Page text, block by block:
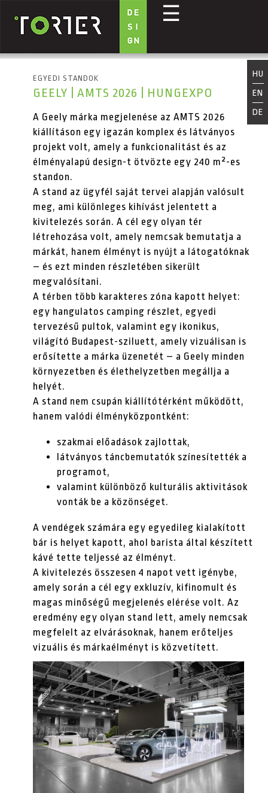
Ugrás a tartalomra
☰
HU
EN
DE
EGYEDI STANDOK
GEELY | AMTS 2026 | HUNGEXPO
A Geely márka megjelenése az AMTS 2026
kiállításon egy igazán komplex és látványos
projekt volt, amely a funkcionalitást és az
élményalapú design-t ötvözte egy 240 m²-es
standon.
A stand az ügyfél saját tervei alapján valósult
meg, ami különleges kihívást jelentett a
kivitelezés során. A cél egy olyan tér
létrehozása volt, amely nemcsak bemutatja a
márkát, hanem élményt is nyújt a látogatóknak
– és ezt minden részletében sikerült
megvalósítani.
A térben több karakteres zóna kapott helyet:
egy hangulatos camping részlet, egyedi
tervezésű pultok, valamint egy ikonikus,
világító Budapest-sziluett, amely vizuálisan is
erősítette a márka üzenetét – a Geely minden
környezetben és élethelyzetben megállja a
helyét.
A stand nem csupán kiállítótérként működött,
hanem valódi élményközpontként:
szakmai előadások zajlottak,
látványos táncbemutatók színesítették a
programot,
valamint különböző kulturális aktivitások
vonták be a közönséget.
A vendégek számára egy egyedileg kialakított
bár is helyet kapott, ahol barista által készített
kávé tette teljessé az élményt.
A kivitelezés összesen 4 napot vett igénybe,
amely során a cél egy exkluzív, kifinomult és
magas minőségű megjelenés elérése volt. Az
eredmény egy olyan stand lett, amely nemcsak
megfelelt az elvárásoknak, hanem erőteljes
vizuális és márkaélményt is közvetített.